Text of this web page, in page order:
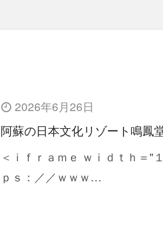
2026年6月26日
阿蘇の日本文化リゾート鳴鳳
＜ｉｆｒａｍｅ ｗｉｄｔｈ＝"
ｐｓ：／／ｗｗｗ…